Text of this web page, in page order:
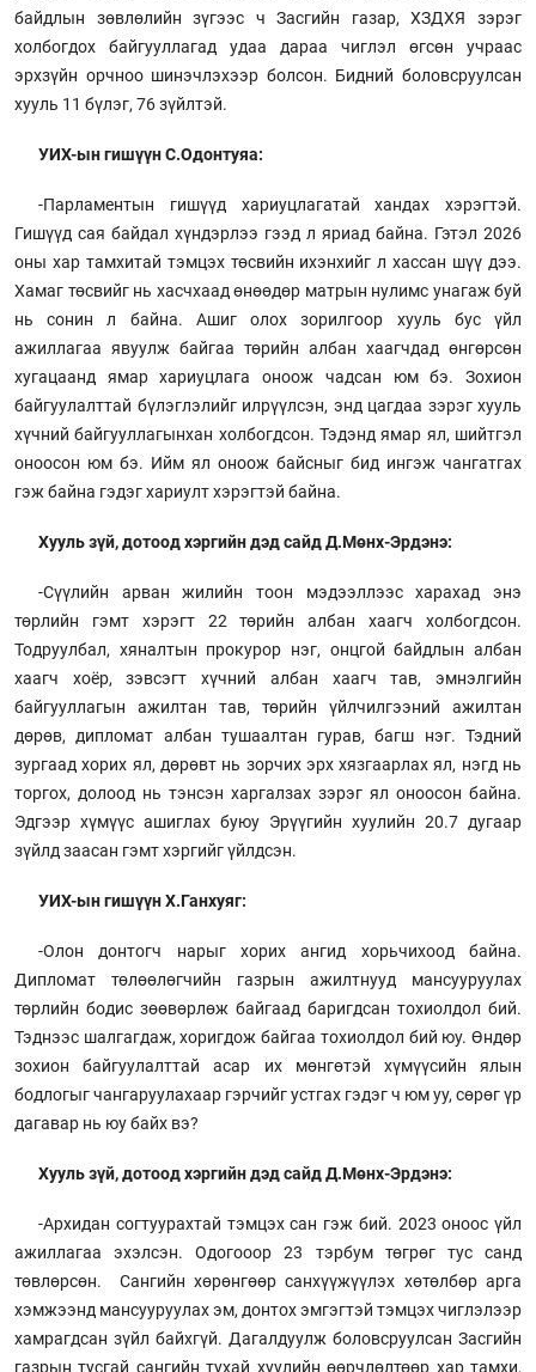
байдлын зөвлөлийн зүгээс ч Засгийн газар, ХЗДХЯ зэрэг
холбогдох байгууллагад удаа дараа чиглэл өгсөн учраас
эрхзүйн орчноо шинэчлэхээр болсон. Бидний боловсруулсан
хууль 11 бүлэг, 76 зүйлтэй.
УИХ-ын гишүүн С.Одонтуяа:
-Парламентын гишүүд хариуцлагатай хандах хэрэгтэй.
Гишүүд сая байдал хүндэрлээ гээд л яриад байна. Гэтэл 2026
оны хар тамхитай тэмцэх төсвийн ихэнхийг л хассан шүү дээ.
Хамаг төсвийг нь хасчхаад өнөөдөр матрын нулимс унагаж буй
нь сонин л байна. Ашиг олох зорилгоор хууль бус үйл
ажиллагаа явуулж байгаа төрийн албан хаагчдад өнгөрсөн
хугацаанд ямар хариуцлага оноож чадсан юм бэ. Зохион
байгуулалттай бүлэглэлийг илрүүлсэн, энд цагдаа зэрэг хууль
хүчний байгууллагынхан холбогдсон. Тэдэнд ямар ял, шийтгэл
оноосон юм бэ. Ийм ял оноож байсныг бид ингэж чангатгах
гэж байна гэдэг хариулт хэрэгтэй байна.
Хууль зүй, дотоод хэргийн дэд сайд Д.Мөнх-Эрдэнэ:
-Сүүлийн арван жилийн тоон мэдээллээс харахад энэ
төрлийн гэмт хэрэгт 22 төрийн албан хаагч холбогдсон.
Тодруулбал, хяналтын прокурор нэг, онцгой байдлын албан
хаагч хоёр, зэвсэгт хүчний албан хаагч тав, эмнэлгийн
байгууллагын ажилтан тав, төрийн үйлчилгээний ажилтан
дөрөв, дипломат албан тушаалтан гурав, багш нэг. Тэдний
зургаад хорих ял, дөрөвт нь зорчих эрх хязгаарлах ял, нэгд нь
торгох, долоод нь тэнсэн харгалзах зэрэг ял оноосон байна.
Эдгээр хүмүүс ашиглах буюу Эрүүгийн хуулийн 20.7 дугаар
зүйлд заасан гэмт хэргийг үйлдсэн.
УИХ-ын гишүүн Х.Ганхуяг:
-Олон донтогч нарыг хорих ангид хорьчихоод байна.
Дипломат төлөөлөгчийн газрын ажилтнууд мансууруулах
төрлийн бодис зөөвөрлөж байгаад баригдсан тохиолдол бий.
Тэднээс шалгагдаж, хоригдож байгаа тохиолдол бий юу. Өндөр
зохион байгуулалттай асар их мөнгөтэй хүмүүсийн ялын
бодлогыг чангаруулахаар гэрчийг устгах гэдэг ч юм уу, сөрөг үр
дагавар нь юу байх вэ?
Хууль зүй, дотоод хэргийн дэд сайд Д.Мөнх-Эрдэнэ:
-Архидан согтуурахтай тэмцэх сан гэж бий. 2023 оноос үйл
ажиллагаа эхэлсэн. Одогооор 23 тэрбум төгрөг тус санд
төвлөрсөн. Сангийн хөрөнгөөр санхүүжүүлэх хөтөлбөр арга
хэмжээнд мансууруулах эм, донтох эмгэгтэй тэмцэх чиглэлээр
хамрагдсан зүйл байхгүй. Дагалдуулж боловсруулсан Засгийн
газрын тусгай сангийн тухай хуулийн өөрчлөлтөөр хар тамхи,